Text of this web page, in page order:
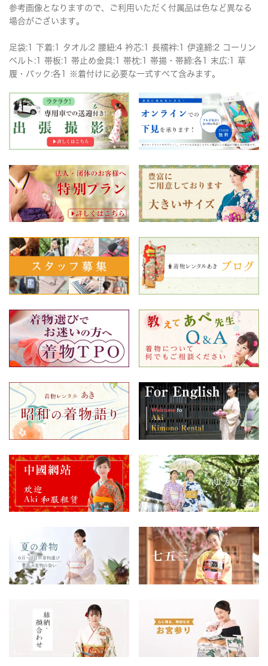
参考画像となりますので、ご利用いただく付属品は色など異なる
場合がございます。
足袋:1 下着:1 タオル:2 腰紐:4 衿芯:1 長襦袢:1 伊達締:2 コーリン
ベルト:1 帯板:1 帯止め金具:1 帯枕:1 帯揚・帯締:各1 末広:1 草
履・バック:各1 ※着付けに必要な一式すべて含みます。